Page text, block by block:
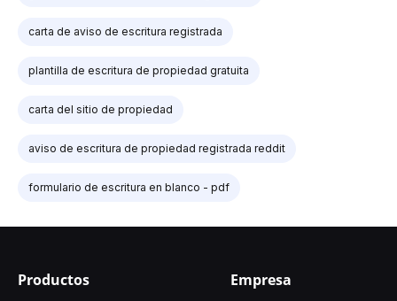
carta de aviso de escritura registrada
plantilla de escritura de propiedad gratuita
carta del sitio de propiedad
aviso de escritura de propiedad registrada reddit
formulario de escritura en blanco - pdf
Productos Empresa